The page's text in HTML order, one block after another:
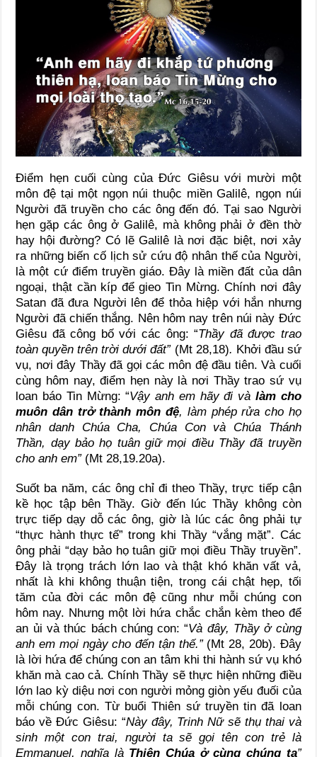
Điểm hẹn cuối cùng của Đức Giêsu với mười một
môn đệ tại một ngọn núi thuộc miền Galilê, ngọn núi
Người đã truyền cho các ông đến đó. Tại sao Người
hẹn gặp các ông ở Galilê, mà không phải ở đền thờ
hay hội đường? Có lẽ Galilê là nơi đặc biệt, nơi xảy
ra những biến cố lịch sử cứu độ nhân thế của Người,
là một cứ điểm truyền giáo. Đây là miền đất của dân
ngoại, thật cần kíp để gieo Tin Mừng. Chính nơi đây
Satan đã đưa Người lên để thỏa hiệp với hắn nhưng
Người đã chiến thắng. Nên hôm nay trên núi này Đức
Giêsu đã công bố với các ông: “Thầy đã được trao
toàn quyền trên trời dưới đất” (Mt 28,18). Khởi đầu sứ
vụ, nơi đây Thầy đã gọi các môn đệ đầu tiên. Và cuối
cùng hôm nay, điểm hẹn này là nơi Thầy trao sứ vụ
loan báo Tin Mừng: “Vậy anh em hãy đi và làm cho
muôn dân trở thành môn đệ, làm phép rửa cho họ
nhân danh Chúa Cha, Chúa Con và Chúa Thánh
Thần, dạy bảo họ tuân giữ mọi điều Thầy đã truyền
cho anh em”(Mt 28,19.20a).
Suốt ba năm, các ông chỉ đi theo Thầy, trực tiếp cận
kề học tập bên Thầy. Giờ đến lúc Thầy không còn
trực tiếp dạy dỗ các ông, giờ là lúc các ông phải tự
“thực hành thực tế” trong khi Thầy “vắng mặt”. Các
ông phải “dạy bảo họ tuân giữ mọi điều Thầy truyền”.
Đây là trọng trách lớn lao và thật khó khăn vất vả,
nhất là khi không thuận tiện, trong cái chật hẹp, tối
tăm của đời các môn đệ cũng như mỗi chúng con
hôm nay. Nhưng một lời hứa chắc chắn kèm theo để
an ủi và thúc bách chúng con: “Và đây, Thầy ở cùng
anh em mọi ngày cho đến tận thế.”(Mt 28, 20b). Đây
là lời hứa để chúng con an tâm khi thi hành sứ vụ khó
khăn mà cao cả. Chính Thầy sẽ thực hiện những điều
lớn lao kỳ diệu nơi con người mỏng giòn yếu đuối của
mỗi chúng con. Từ buổi Thiên sứ truyền tin đã loan
báo về Đức Giêsu: “Này đây, Trinh Nữ sẽ thụ thai và
sinh một con trai, người ta sẽ gọi tên con trẻ là
Emmanuel, nghĩa là Thiên Chúa ở cùng chúng ta”